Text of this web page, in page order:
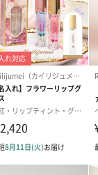
HappyBirthday（165
円）